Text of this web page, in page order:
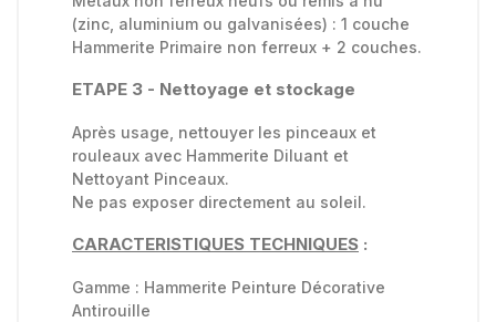
(zinc, aluminium ou galvanisées) : 1 couche
Hammerite Primaire non ferreux + 2 couches.
ETAPE 3 - Nettoyage et stockage
Après usage, nettouyer les pinceaux et
rouleaux avec Hammerite Diluant et
Nettoyant Pinceaux.
Ne pas exposer directement au soleil.
CARACTERISTIQUES TECHNIQUES :
Gamme : Hammerite Peinture Décorative
Antirouille